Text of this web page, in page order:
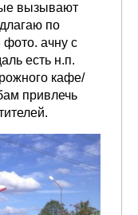
вызывают
по
фото. ачну с
есть н.п.
кафе/
привлечь